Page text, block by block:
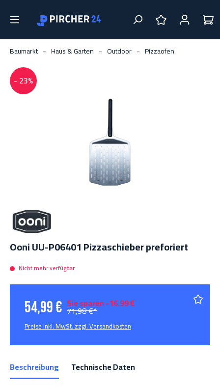
Zum Hauptinhalt springen
Baumarkt
Haus & Garten Outdoor Pizzaofen
- 23%
Bildergalerie überspringen
Ooni UU-P06401 Pizzaschieber preforiert
Nicht mehr verfügbar
54,99 € Sie sparen -16.99 €
71,98 €*
Preise inkl. MwSt. zzgl. Versandkosten
Beschreibung
Technische Daten